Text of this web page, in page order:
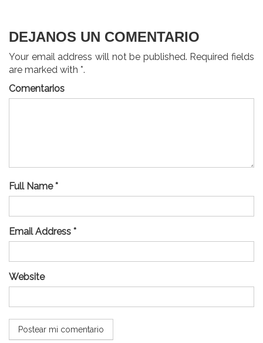
DEJANOS UN COMENTARIO
Your email address will not be published. Required fields
are marked with *.
Comentarios
Full Name *
Email Address *
Website